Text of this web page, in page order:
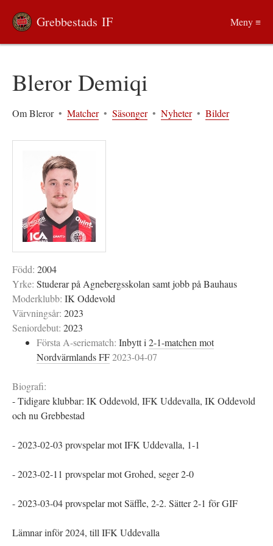
Bleror Demiqi
Om Bleror • Matcher • Säsonger • Nyheter • Bilder
Född: 2004
Yrke: Studerar på Agnebergsskolan samt jobb på Bauhaus
Moderklubb: IK Oddevold
Värvningsår: 2023
Seniordebut: 2023
Första A-seriematch: Inbytt i 2-1-matchen mot
Nordvärmlands FF2023-04-07
Biografi:
- Tidigare klubbar: IK Oddevold, IFK Uddevalla, IK Oddevold
och nu Grebbestad
- 2023-02-03 provspelar mot IFK Uddevalla, 1-1
- 2023-02-11 provspelar mot Grohed, seger 2-0
- 2023-03-04 provspelar mot Säffle, 2-2. Sätter 2-1 för GIF
Lämnar inför 2024, till IFK Uddevalla
Grebbestads IF Meny ≡